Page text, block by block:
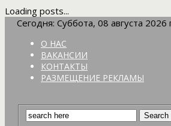
Loading posts...
Сегодня: Суббота, 08 августа 2026
О НАС
ВАКАНСИИ
КОНТАКТЫ
РАЗМЕЩЕНИЕ РЕКЛАМЫ